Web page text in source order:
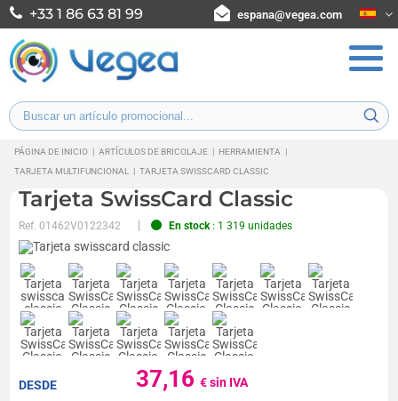
+33 1 86 63 81 99 espana@vegea.com
PÁGINA DE INICIO | ARTÍCULOS DE BRICOLAJE | HERRAMIENTA
|
TARJETA MULTIFUNCIONAL
| TARJETA SWISSCARD CLASSIC
Tarjeta SwissCard Classic
Ref.01462V0122342 En stock: 1 319 unidades
37,16€ sin IVA
DESDE